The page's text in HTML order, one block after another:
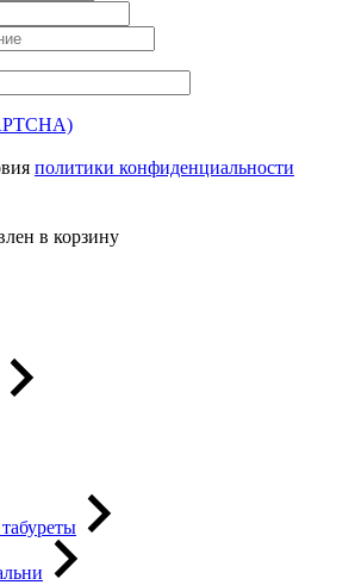
политики конфиденциальности
в корзину